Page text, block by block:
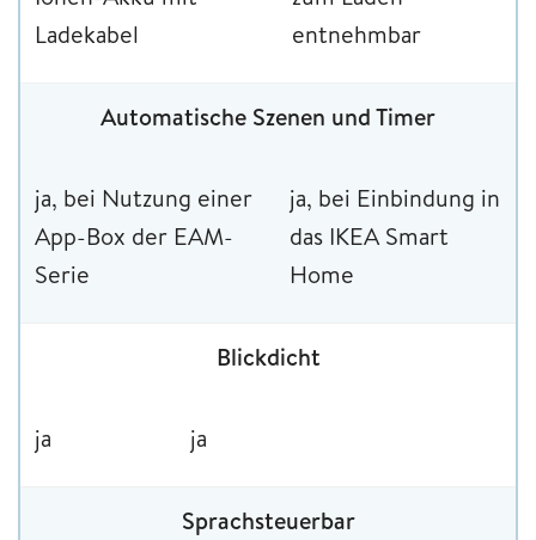
Ladekabel
entnehmbar
Automatische Szenen und Timer
ja, bei Nutzung einer
App-Box der EAM-
Serie
ja, bei Einbindung in
das IKEA Smart
Home
Blickdicht
ja ja
Sprachsteuerbar